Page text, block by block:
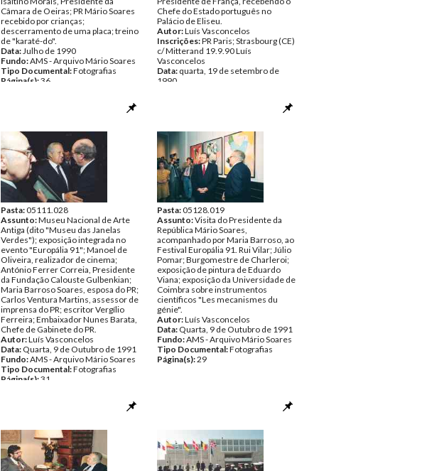
Câmara de Oeiras; PR Mário Soares
recebido por crianças;
descerramento de uma placa; treino
de "karaté-do".
Data:Julho de 1990
Fundo:AMS - Arquivo Mário Soares
Tipo Documental:Fotografias
Página(s):36
Chefe do Estado português no
Palácio de Eliseu.
Autor:Luís Vasconcelos
Inscrições:PR Paris; Strasbourg (CE)
c/ Mitterand 19.9.90 Luís
Vasconcelos
Data: quarta, 19 de setembro de
1990
Pasta:05111.028
Assunto:Museu Nacional de Arte
Antiga (dito "Museu das Janelas
Verdes"); exposição integrada no
evento "Europália 91"; Manoel de
Oliveira, realizador de cinema;
António Ferrer Correia, Presidente
da Fundação Calouste Gulbenkian;
Maria Barroso Soares, esposa do PR;
Carlos Ventura Martins, assessor de
imprensa do PR; escritor Vergílio
Ferreira; Embaixador Nunes Barata,
Chefe de Gabinete do PR.
Autor:Luís Vasconcelos
Data: Quarta, 9 de Outubro de 1991
Fundo:AMS - Arquivo Mário Soares
Tipo Documental:Fotografias
Página(s):31
Pasta:05128.019
Assunto:Visita do Presidente da
República Mário Soares,
acompanhado por Maria Barroso, ao
Festival Europália 91. Rui Vilar; Júlio
Pomar; Burgomestre de Charleroi;
exposição de pintura de Eduardo
Viana; exposição da Universidade de
Coimbra sobre instrumentos
científicos "Les mecanismes du
génie".
Autor:Luís Vasconcelos
Data: Quarta, 9 de Outubro de 1991
Fundo:AMS - Arquivo Mário Soares
Tipo Documental:Fotografias
Página(s):29